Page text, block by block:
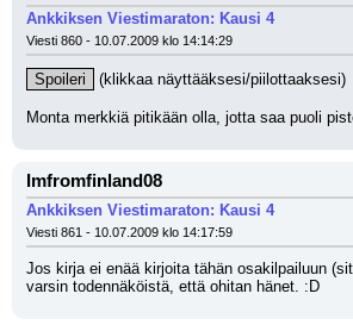
Ankkiksen Viestimaraton: Kausi 4
Viesti 860 - 10.07.2009 klo 14:14:29
Spoileri (klikkaa näyttääksesi/piilottaaksesi)
Monta merkkiä pitikään olla, jotta saa puoli
Imfromfinland08
Ankkiksen Viestimaraton: Kausi 4
Viesti 861 - 10.07.2009 klo 14:17:59
Jos kirja ei enää kirjoita tähän osakilpailuun
varsin todennäköistä, että ohitan hänet. :D